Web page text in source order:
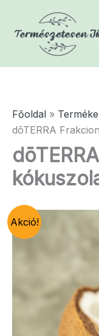
content
Főoldal
dōTERRA
Akció!